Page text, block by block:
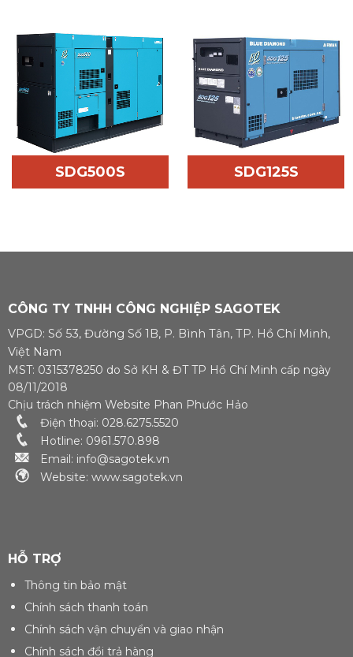
SDG500S
tần số 60Hz 500 Kva
Điện áp định mức
Cosphi 0.8 Số Pha 3
pha – 4 dây [...]
SDG125S
Điện áp định mức
Cosphi 0.8 Số Pha 3
CÔNG TY TNHH CÔNG NGHIỆP SAGOTEK
VPGD: Số 53, Đường Số 1B, P. Bình Tân, TP. Hồ Chí Minh,
Việt Nam
MST: 0315378250 do Sở KH & ĐT TP Hồ Chí Minh cấp ngày
08/11/2018
Chịu trách nhiệm Website Phan Phước Hảo
Điện thoại: 028.6275.5520
Hotline: 0961.570.898
Email: info@sagotek.vn
Website: www.sagotek.vn
HỖ TRỢ
Thông tin bảo mật
Chính sách thanh toán
Chính sách vận chuyển và giao nhận
Chính sách đổi trả hàng